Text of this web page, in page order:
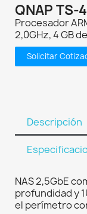
QNAP TS-
Procesador
2,0GHz, 4 GB
Solicitar
Descripción
NAS 2,5GbE
profundidad y
el perímetro